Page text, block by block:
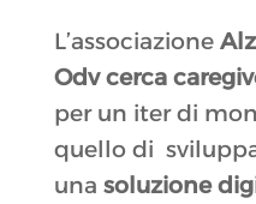
L’associazione
Odv cerca
per un iter di
quello di
una soluzione